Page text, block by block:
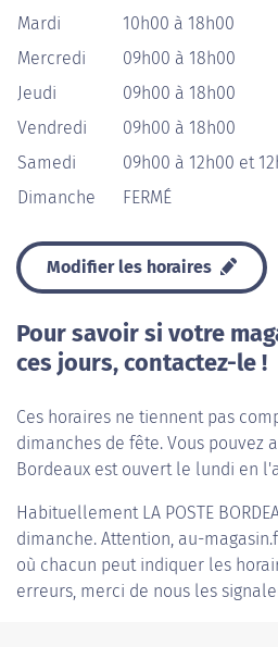
Mardi
10h00 à 18h00
Mercredi
09h00 à 18h00
Jeudi
09h00 à 18h00
Vendredi
09h00 à 18h00
Samedi
09h00 à 12h00 et
Dimanche
FERMÉ
Modifier les horaires
Pour savoir si votre
ces jours, contactez-le !
Ces horaires ne tiennent pas
dimanches de fête. Vous pouvez
Bordeaux est ouvert le lundi en
Habituellement LA POSTE
dimanche. Attention, au-
où chacun peut indiquer les
erreurs, merci de nous les